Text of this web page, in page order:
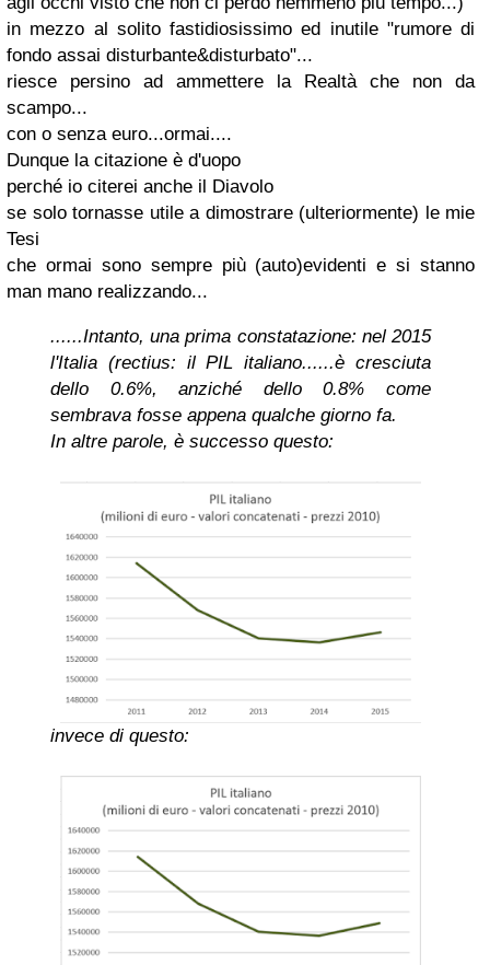
in mezzo al solito fastidiosissimo ed inutile "rumore di
fondo assai disturbante&disturbato"...
riesce persino ad ammettere la Realtà che non da
scampo...
con o senza euro...ormai....
Dunque la citazione è d'uopo
perché io citerei anche il Diavolo
se solo tornasse utile a dimostrare (ulteriormente) le mie
Tesi
che ormai sono sempre più (auto)evidenti e si stanno
man mano realizzando...
......Intanto, una prima constatazione: nel 2015
l'Italia (rectius: il PIL italiano......è cresciuta
dello 0.6%, anziché dello 0.8% come
sembrava fosse appena qualche giorno fa.
In altre parole, è successo questo:
invece di questo: